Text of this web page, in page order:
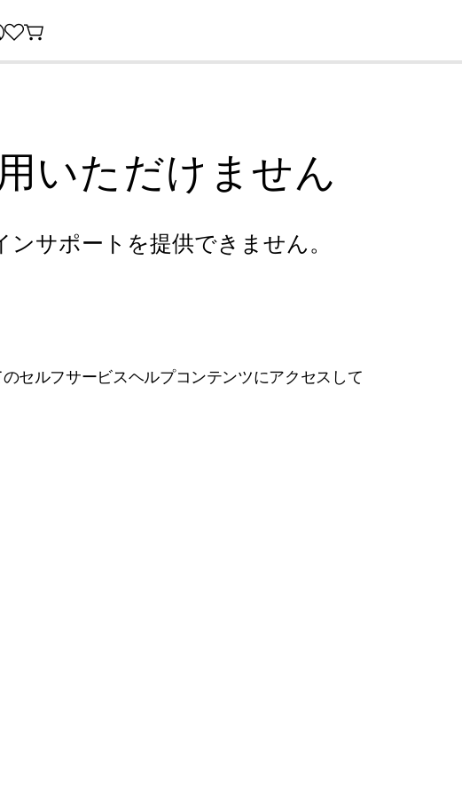
いただけません
サポートを提供できません。
セルフサービスヘルプコンテンツにアクセスして